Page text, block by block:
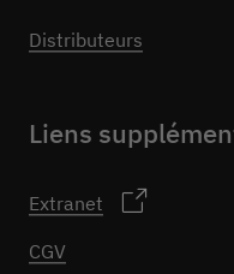
Distributeurs
Liens
Extranet
CGV